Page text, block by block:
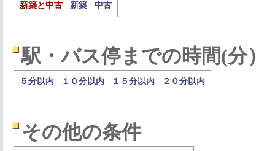
新築と中古 新築 中古
駅・バス停までの時間(分）
５分以内 １０分以内 １５分以内 ２０分以内
その他の条件